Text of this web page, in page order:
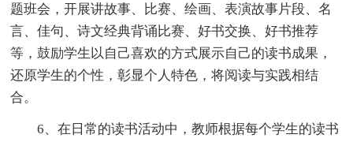
题班会，开展讲故事、比赛、绘画、表演故事片段、名
言、佳句、诗文经典背诵比赛、好书交换、好书推荐
等，鼓励学生以自己喜欢的方式展示自己的读书成果，
还原学生的个性，彰显个人特色，将阅读与实践相结
合。
6、在日常的读书活动中，教师根据每个学生的读书